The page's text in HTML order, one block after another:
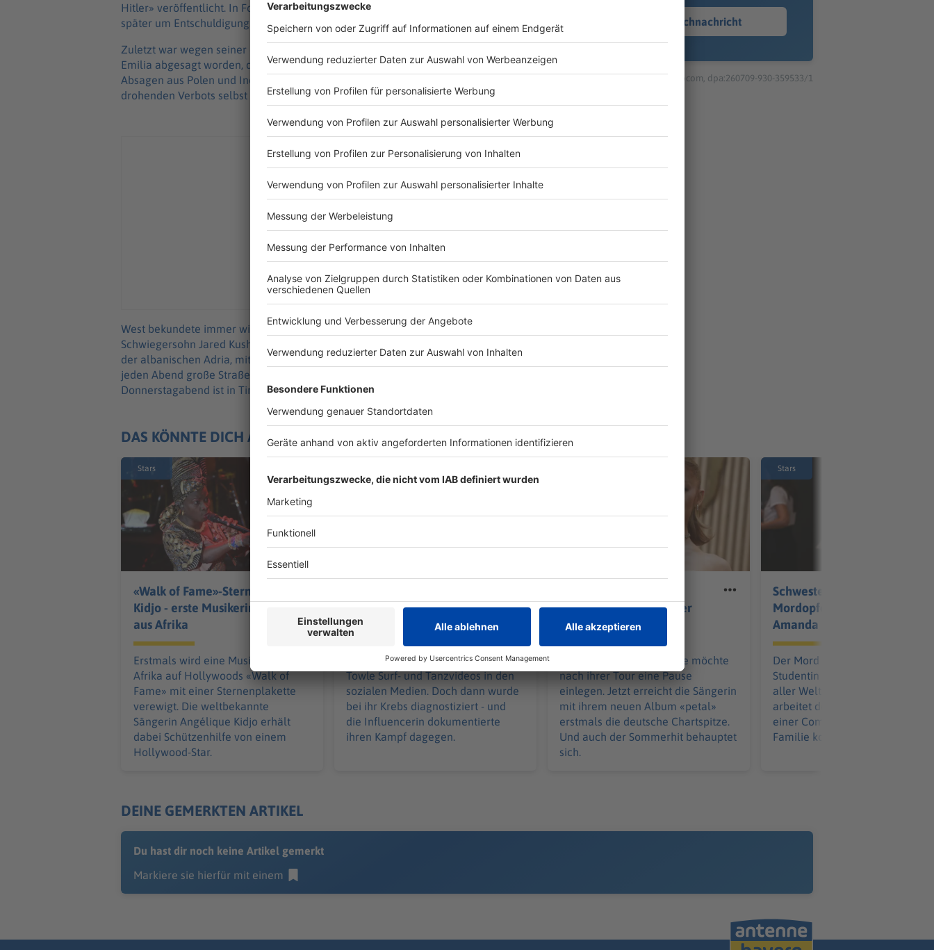
Hitler» veröffentlicht. In Form einer ganzseitigen Anzeige im «Wall Street Journal» bat er
später um Entschuldigung.
Zuletzt war wegen seiner extremistischen Äußerungen ein Konzert im italienischen Reggio
Emilia abgesagt worden, das dort am 18. Juli hätte stattfinden sollen. Davor kassierte West
Absagen aus Polen und Indien, einen in Frankreich geplanten Auftritt sagte er wegen eines
drohenden Verbots selbst ab.
West bekundete immer wieder auch Sympathien für US-Präsident Donald Trump. Dessen
Schwiegersohn Jared Kushner plant eine Hotelanlage im Naturschutzgebiet Narta-Vjosa an
der albanischen Adria, mit Unterstützung von Rama. Dagegen laufen in Tirana seit Wochen
jeden Abend große Straßenproteste, bei denen auch der Rücktritt Ramas verlangt wird. Am
Donnerstagabend ist in Tirana der 40. Protesttag in Folge geplant.
Sprachnachricht
© dpa-infocom, dpa:260709-930-359533/1
DAS KÖNNTE DICH AUCH INTERESSIEREN
Stars
«Walk of Fame»-Stern für
Kidjo - erste Musikerin
aus Afrika
Erstmals wird eine Musikerin aus
Afrika auf Hollywoods «Walk of
Fame» mit einer Sternenplakette
verewigt. Die weltbekannte
Sängerin Angélique Kidjo erhält
dabei Schützenhilfe von einem
Hollywood-Star.
Towle mit 26 an Krebs
gestorben
Eigentlich veröffentlichte Sydney
Towle Surf- und Tanzvideos in den
sozialen Medien. Doch dann wurde
bei ihr Krebs diagnostiziert - und
die Influencerin dokumentierte
ihren Kampf dagegen.
ersten Mal an deutscher
Chartspitze
US-Popstar Ariana Grande möchte
nach ihrer Tour eine Pause
einlegen. Jetzt erreicht die Sängerin
mit ihrem neuen Album «petal»
erstmals die deutsche Chartspitze.
Und auch der Sommerhit behauptet
sich.
Stars
Schwester von
Mordopfer empört über
Amanda Knox
Der Mord an einer britischen
Studentin machte Schlagzeilen
aller Welt. Die damals
arbeitet den Prozess gegen sie
einer Comedy-Show auf. Bei der
Familie kommt das gar nicht gut
DEINE GEMERKTEN ARTIKEL
Du hast dir noch keine Artikel gemerkt
Markiere sie hierfür mit einem